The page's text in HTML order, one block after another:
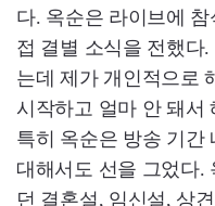
다. 옥순은 라이브에
접 결별 소식을 전했다
는데 제가 개인적으로
시작하고 얼마 안 돼서
특히 옥순은 방송 기간
대해서도 선을 그었다.
던 결혼설, 임신설, 상